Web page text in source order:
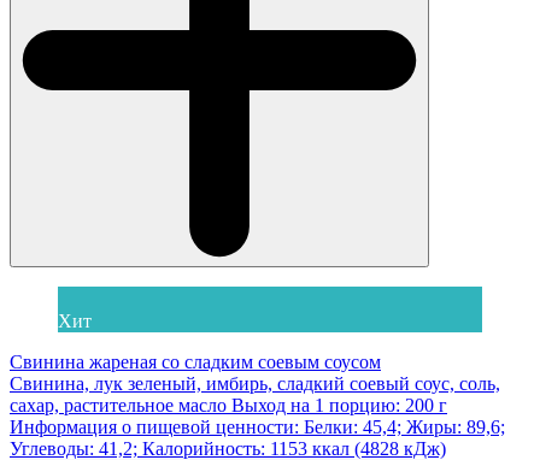
Хит
Свинина жареная со сладким соевым соусом
Свинина, лук зеленый, имбирь, сладкий соевый соус, соль,
сахар, растительное масло Выход на 1 порцию: 200 г
Информация о пищевой ценности: Белки: 45,4; Жиры: 89,6;
Углеводы: 41,2; Калорийность: 1153 ккал (4828 кДж)